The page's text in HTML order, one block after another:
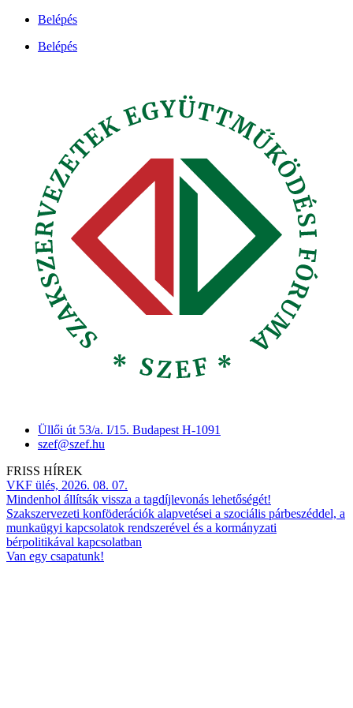
Ugrás
tartalomhoz
Belépés
Belépés
Üllői út 53/a. I/15. Budapest H-1091
szef@szef.hu
FRISS HÍREK
VKF ülés, 2026. 08. 07.
Mindenhol állítsák vissza a tagdíjlevonás lehetőségét!
Szakszervezeti konföderációk alapvetései a szociális párbeszéddel, a
munkaügyi kapcsolatok rendszerével és a kormányzati
bérpolitikával kapcsolatban
Van egy csapatunk!